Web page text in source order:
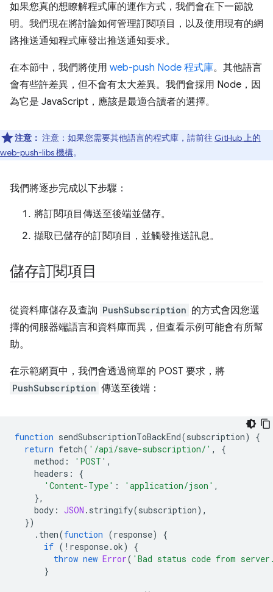
如果您真的想瞭解程式庫的運作方式，我們會在下一節說
明。我們現在將討論如何管理訂閱項目，以及使用現有的網
路推送通知程式庫發出推送通知要求。
在本節中，我們將使用 web-push Node 程式庫。其他語言
會有些許差異，但不會有太大差異。我們會採用 Node，因
為它是 JavaScript，應該是最適合讀者的選擇。
注意： 注意：如果您需要其他語言的程式庫，請前往 GitHub 上的
web-push-libs 機構。
我們將逐步完成以下步驟：
將訂閱項目傳送至後端並儲存。
擷取已儲存的訂閱項目，並觸發推送訊息。
儲存訂閱項目
從資料庫儲存及查詢 PushSubscription 的方式會因您選
擇的伺服器端語言和資料庫而異，但查看示例可能會有所幫
助。
在示範網頁中，我們會透過簡單的 POST 要求，將
PushSubscription 傳送至後端：
function sendSubscriptionToBackEnd(subscription)
{
return fetch( '/api/save-subscription/' ,
{
method : 'POST' ,
headers :
{
'Content-Type' : 'application/json' ,
},
body : JSON . stringify(subscription),
})
. then(function (response)
{
if ( ! response.ok)
{
throw new Error( 'Bad status code from
}